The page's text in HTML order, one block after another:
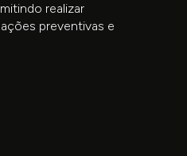
realizar
preventivas e